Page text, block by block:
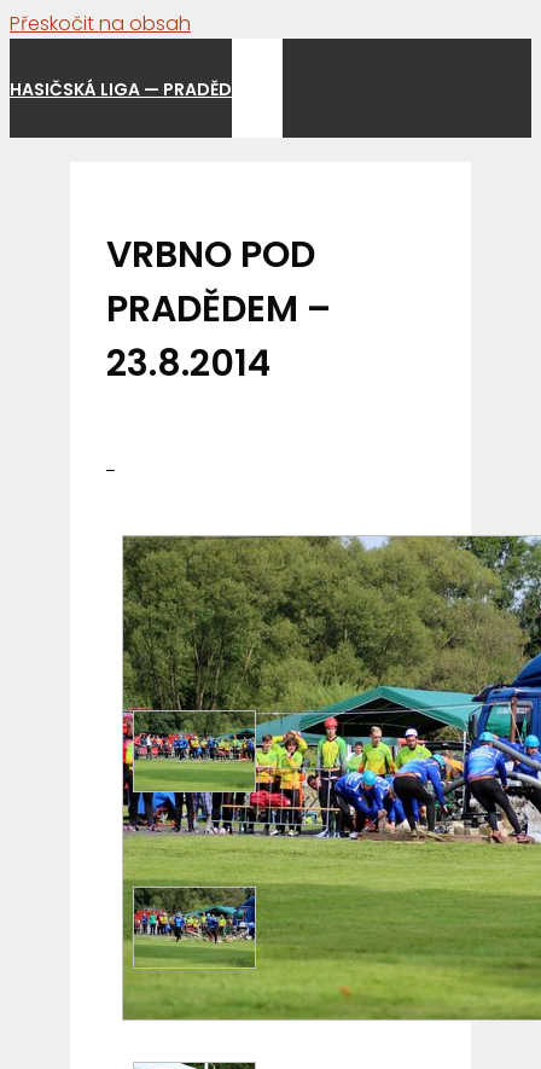
Přeskočit na obsah
HASIČSKÁ LIGA — PRADĚD
VRBNO POD
PRADĚDEM –
23.8.2014